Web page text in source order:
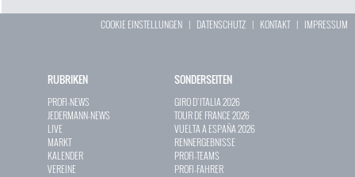
COOKIE EINSTELLUNGEN | DATENSCHUTZ | KONTAKT| IMPRESSUM
RUBRIKEN
PROFI-NEWS
JEDERMANN-NEWS
LIVE
MARKT
KALENDER
VEREINE
SONDERSEITEN
GIRO D`ITALIA 2026
TOUR DE FRANCE 2026
VUELTA A ESPAÑA 2026
RENNERGEBNISSE
PROFI-TEAMS
PROFI-FAHRER